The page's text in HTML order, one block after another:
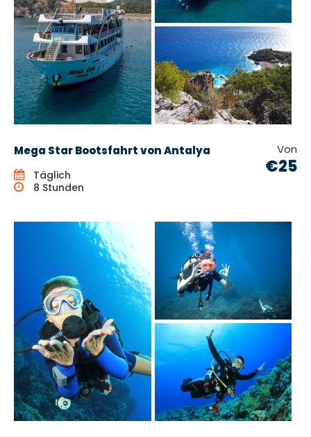
Mega Star Bootsfahrt von Antalya Von
€25
Täglich
8 Stunden